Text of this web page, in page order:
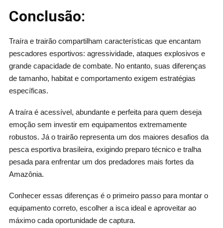
Conclusão:
Traíra e trairão compartilham características que encantam
pescadores esportivos: agressividade, ataques explosivos e
grande capacidade de combate. No entanto, suas diferenças
de tamanho, habitat e comportamento exigem estratégias
específicas.
A traíra é acessível, abundante e perfeita para quem deseja
emoção sem investir em equipamentos extremamente
robustos. Já o trairão representa um dos maiores desafios da
pesca esportiva brasileira, exigindo preparo técnico e tralha
pesada para enfrentar um dos predadores mais fortes da
Amazônia.
Conhecer essas diferenças é o primeiro passo para montar o
equipamento correto, escolher a isca ideal e aproveitar ao
máximo cada oportunidade de captura.